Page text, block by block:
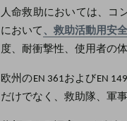
人命救助においては、コ
において 、救助活動用安
度、耐衝撃性、使用者の
欧州のEN 361およびEN
だけでなく、救助隊、軍